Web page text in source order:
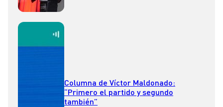
Columna de Víctor Maldonado:
“Primero el partido y segundo
también”